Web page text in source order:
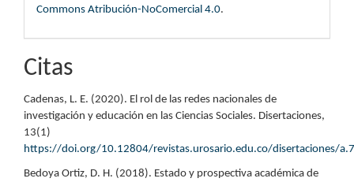
Commons Atribución-NoComercial 4.0.
Citas
Cadenas, L. E. (2020). El rol de las redes nacionales de
investigación y educación en las Ciencias Sociales. Disertaciones,
13(1)
https://doi.org/10.12804/revistas.urosario.edu.co/disertaciones/
Bedoya Ortiz, D. H. (2018). Estado y prospectiva académica de